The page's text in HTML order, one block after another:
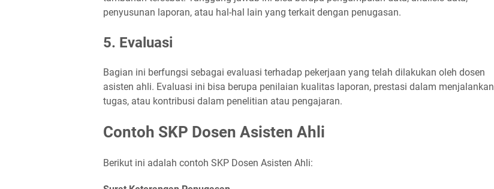
penyusunan laporan, atau hal-hal lain yang terkait dengan penugasan.
5. Evaluasi
Bagian ini berfungsi sebagai evaluasi terhadap pekerjaan yang telah dilakukan oleh dosen
asisten ahli. Evaluasi ini bisa berupa penilaian kualitas laporan, prestasi dalam menjalankan
tugas, atau kontribusi dalam penelitian atau pengajaran.
Contoh SKP Dosen Asisten Ahli
Berikut ini adalah contoh SKP Dosen Asisten Ahli: